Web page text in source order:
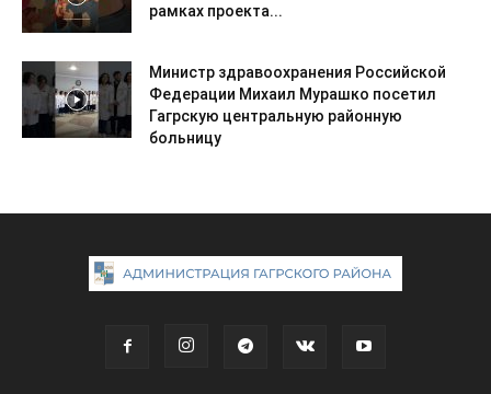
рамках проекта...
Министр здравоохранения Российской
Федерации Михаил Мурашко посетил
Гагрскую центральную районную
больницу